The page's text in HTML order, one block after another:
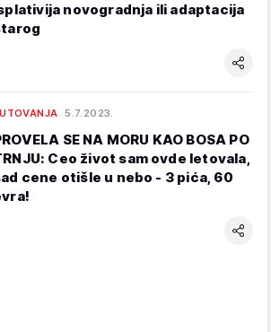
novogradnja ili adaptacija
5.7.2023.
SE NA MORU KAO BOSA PO
Ceo život sam ovde letovala,
cene otišle u nebo - 3 pića, 60